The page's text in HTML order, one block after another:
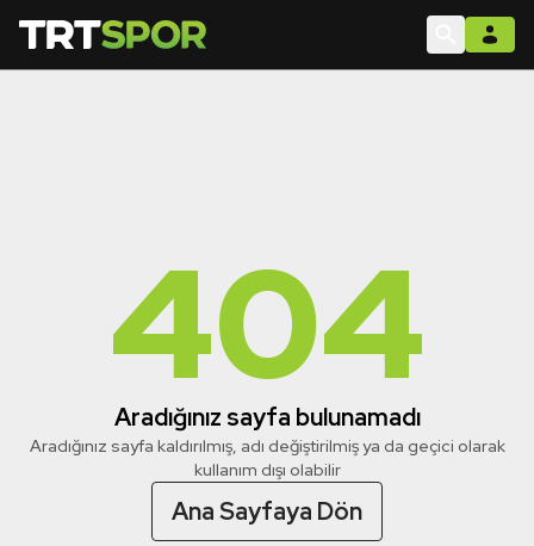
404
Aradığınız sayfa bulunamadı
Aradığınız sayfa kaldırılmış, adı değiştirilmiş ya da geçici olarak
kullanım dışı olabilir
Ana Sayfaya Dön